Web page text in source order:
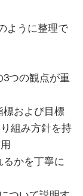
ように整理で
つの観点が重
および目標
組み方針を持
かを丁寧に